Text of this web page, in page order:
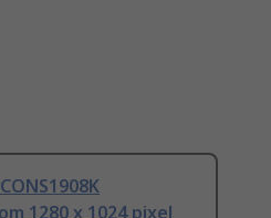
1280 x 1024 pixel